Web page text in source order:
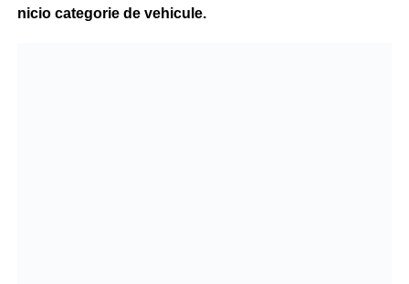
nicio categorie de vehicule.